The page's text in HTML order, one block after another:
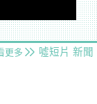
更多 噓短片 新聞